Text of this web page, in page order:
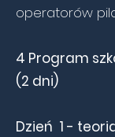
operatorów
4 Program
(2 dni)
Dzień 1 -